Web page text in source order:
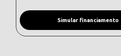
Simular financiamento